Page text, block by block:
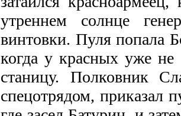
утреннем солнце
винтовки. Пуля попала
когда у красных уже
станицу. Полковник
спецотрядом, приказал